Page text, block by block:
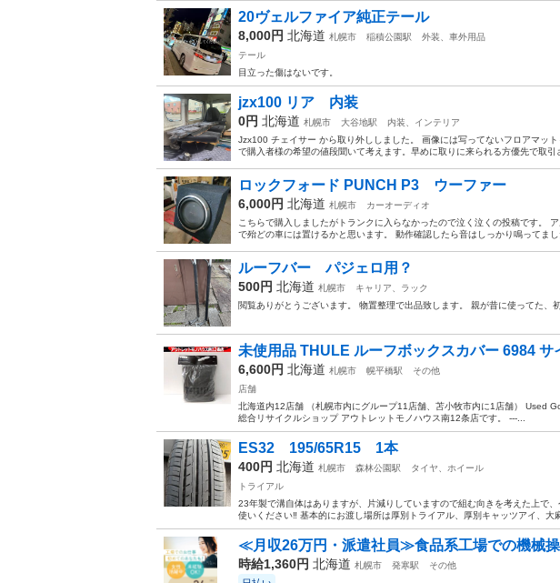
20ヴェルファイア純正テール
8,000円 北海道 札幌市 稲積公園駅
外装、車外用品
テール
目立った傷はないです。
jzx100 リア 内装
0円 北海道 札幌市 大谷地駅
内装、インテリア
Jzx100 チェイサー から取り外ししました。 画像には写ってないフロアマッ
で購入者様の希望の値段聞いて考えます。早めに取りに来られる方優先で取引
ロックフォード PUNCH P3 ウーファー
6,000円 北海道 札幌市
カーオーディオ
こちらで購入しましたがトランクに入らなかったので泣く泣くの投稿です。
で殆どの車には置けるかと思います。 動作確認したら音はしっかり鳴ってま
ルーフバー パジェロ用？
500円 北海道 札幌市
キャリア、ラック
閲覧ありがとうございます。 物置整理で出品致します。 親が昔に使ってた、
未使用品 THULE ルーフボックスカバー 6984 サ
6,600円 北海道 札幌市 幌平橋駅
その他
店舗
北海道内12店舗 （札幌市内にグループ11店舗、苫小牧市内に1店舗） Used
総合リサイクルショップ アウトレットモノハウス南12条店です。 ---...
ES32 195/65R15 1本
400円 北海道 札幌市 森林公園駅
タイヤ、ホイール
トライアル
23年製で溝自体はありますが、片減りしていますので組む向きを考えた上で
使いください‼️ 基本的にお渡し場所は厚別トライアル、厚別キャッツアイ、大
≪月収26万円・派遣社員≫食品系工場での機械
時給1,360円 北海道 札幌市 発寒駅 その他